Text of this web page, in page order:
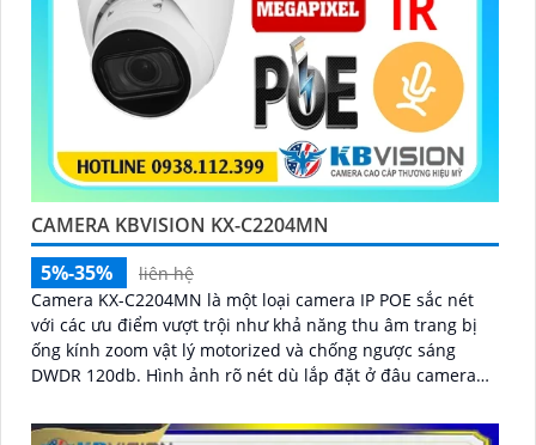
CAMERA KBVISION KX-C2204MN
5%-35%
liên hệ
Camera KX-C2204MN là một loại camera IP POE sắc nét
với các ưu điểm vượt trội như khả năng thu âm trang bị
ống kính zoom vật lý motorized và chống ngược sáng
DWDR 120db. Hình ảnh rõ nét dù lắp đặt ở đâu camera